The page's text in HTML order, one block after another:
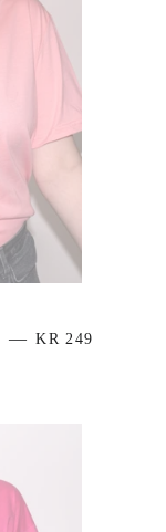
— VANLIG PRIS
KR 249